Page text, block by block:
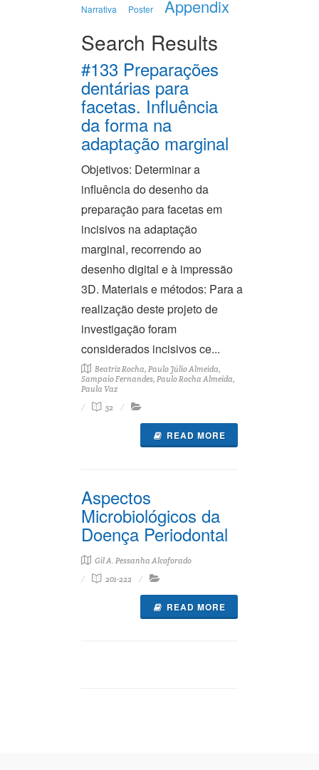
Narrativa
Poster Appendix
Search Results
#133 Preparações
dentárias para
facetas. Influência
da forma na
adaptação marginal
Objetivos: Determinar a
influência do desenho da
preparação para facetas em
incisivos na adaptação
marginal, recorrendo ao
desenho digital e à impressão
3D. Materiais e métodos: Para a
realização deste projeto de
investigação foram
considerados incisivos ce...
Beatriz Rocha, Paulo Júlio Almeida,
Sampaio Fernandes, Paulo Rocha Almeida,
Paula Vaz
52
READ MORE
Aspectos
Microbiológicos da
Doença Periodontal
Gil A. Pessanha Alcoforado
201-222
READ MORE